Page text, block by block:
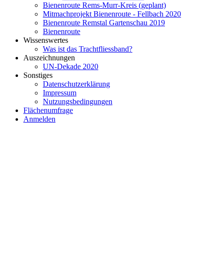
Bienenroute Rems-Murr-Kreis (geplant)
Mitmachprojekt Bienenroute - Fellbach 2020
Bienenroute Remstal Gartenschau 2019
Bienenroute
Wissenswertes
Was ist das Trachtfliessband?
Auszeichnungen
UN-Dekade 2020
Sonstiges
Datenschutzerklärung
Impressum
Nutzungsbedingungen
Flächenumfrage
Anmelden